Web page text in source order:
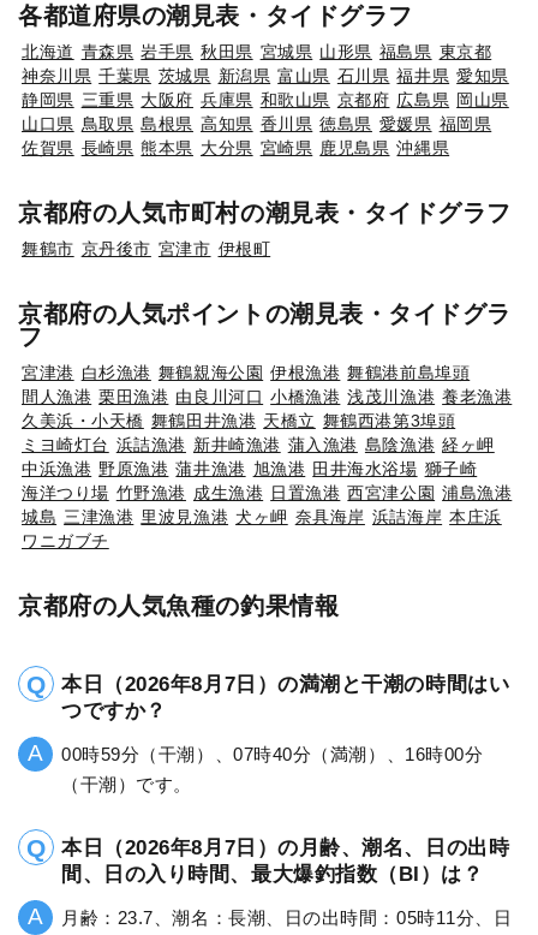
各都道府県の潮見表・タイドグラフ
北海道 青森県 岩手県 秋田県 宮城県 山形県 福島県 東京都
神奈川県 千葉県 茨城県 新潟県 富山県 石川県 福井県 愛知県
静岡県 三重県 大阪府 兵庫県 和歌山県 京都府 広島県 岡山県
山口県 鳥取県 島根県 高知県 香川県 徳島県 愛媛県 福岡県
佐賀県 長崎県 熊本県 大分県 宮崎県 鹿児島県 沖縄県
京都府の人気市町村の潮見表・タイドグラフ
舞鶴市 京丹後市 宮津市 伊根町
京都府の人気ポイントの潮見表・タイドグラ
フ
宮津港 白杉漁港 舞鶴親海公園 伊根漁港 舞鶴港前島埠頭
間人漁港 栗田漁港 由良川河口 小橋漁港 浅茂川漁港 養老漁港
久美浜・小天橋 舞鶴田井漁港 天橋立 舞鶴西港第3埠頭
ミヨ崎灯台 浜詰漁港 新井崎漁港 蒲入漁港 島陰漁港 経ヶ岬
中浜漁港 野原漁港 蒲井漁港 旭漁港 田井海水浴場 獅子崎
海洋つり場 竹野漁港 成生漁港 日置漁港 西宮津公園 浦島漁港
城島 三津漁港 里波見漁港 犬ヶ岬 奈具海岸 浜詰海岸 本庄浜
ワニガブチ
京都府の人気魚種の釣果情報
本日（2026年8月7日）の満潮と干潮の時間はい
つですか？
00時59分（干潮）、07時40分（満潮）、16時00分
（干潮）です。
本日（2026年8月7日）の月齢、潮名、日の出時
間、日の入り時間、最大爆釣指数（BI）は？
月齢：23.7、潮名：長潮、日の出時間：05時11分、日